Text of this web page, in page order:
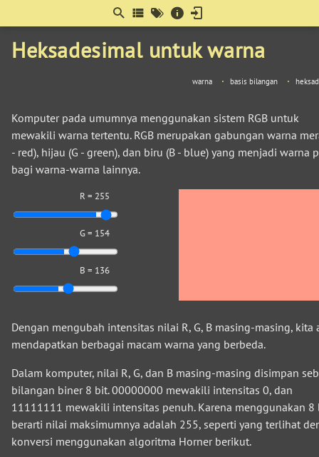
Heksadesimal untuk warna
warna basis bilangan
Komputer pada umumnya menggunakan sistem RGB untuk
mewakili warna tertentu. RGB merupakan gabungan warna
- red), hijau (G - green), dan biru (B - blue) yang menjadi warna
bagi warna-warna lainnya.
R = 255
G = 154
B = 136
Dengan mengubah intensitas nilai R, G, B masing-masing, kita
mendapatkan berbagai macam warna yang berbeda.
Dalam komputer, nilai R, G, dan B masing-masing disimpan
bilangan biner 8 bit. 00000000 mewakili intensitas 0, dan
11111111 mewakili intensitas penuh. Karena menggunakan 8
berarti nilai maksimumnya adalah 255, seperti yang terlihat
konversi menggunakan algoritma Horner berikut.
matematis